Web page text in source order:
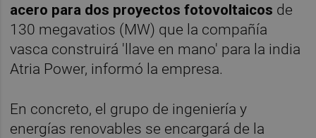
acero para dos proyectos fotovoltaicos de
130 megavatios (MW) que la compañía
vasca construirá 'llave en mano' para la india
Atria Power, informó la empresa.
En concreto, el grupo de ingeniería y
energías renovables se encargará de la